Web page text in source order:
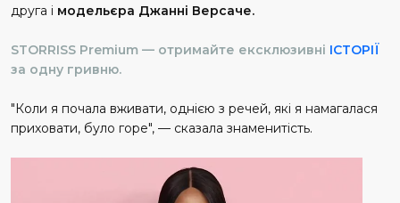
друга і модельєра Джанні Версаче.
STORRISS Premium — отримайте ексклюзивні ІСТОРІЇ
за одну гривню.
"Коли я почала вживати, однією з речей, які я намагалася
приховати, було горе", — сказала знаменитість.